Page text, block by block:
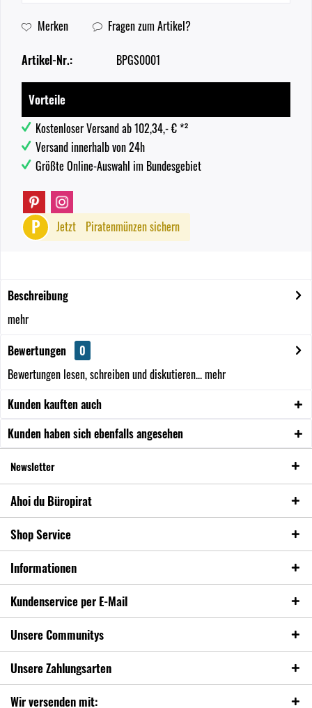
Merken Fragen zum Artikel?
Artikel-Nr.: BPGS0001
Vorteile
Kostenloser Versand ab 102,34,- € *²
Versand innerhalb von 24h
Größte Online-Auswahl im Bundesgebiet
P Jetzt Piratenmünzen sichern
Beschreibung
mehr
Bewertungen
0
Bewertungen lesen, schreiben und diskutieren...mehr
Kunden kauften auch
Kunden haben sich ebenfalls angesehen
Newsletter
Ahoi du Büropirat
Shop Service
Informationen
Kundenservice per E-Mail
Unsere Communitys
Unsere Zahlungsarten
Wir versenden mit: